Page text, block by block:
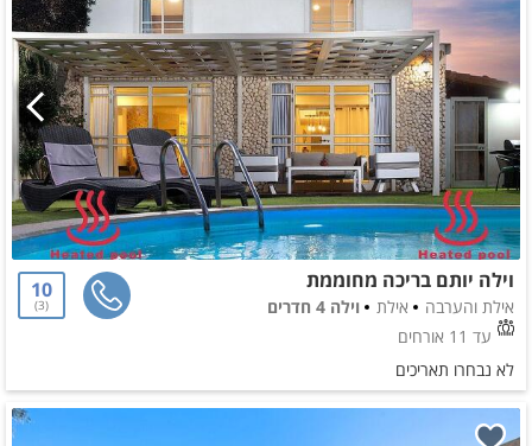
וילה יותם בריכה מחוממת
אילת והערבה אילת
וילה 4 חדרים
עד 11 אורחים
10
3
לא נבחרו תאריכים